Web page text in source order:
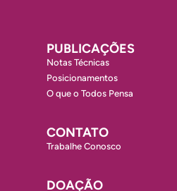
PUBLICAÇÕES
Notas Técnicas
Posicionamentos
O que o Todos Pensa
CONTATO
Trabalhe Conosco
DOAÇÃO